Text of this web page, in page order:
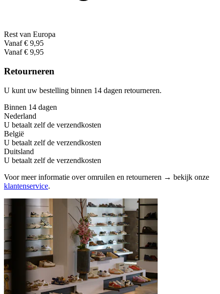
Rest van Europa
Vanaf € 9,95
Vanaf € 9,95
Retourneren
U kunt uw bestelling binnen 14 dagen retourneren.
Binnen 14 dagen
Nederland
U betaalt zelf de verzendkosten
België
U betaalt zelf de verzendkosten
Duitsland
U betaalt zelf de verzendkosten
Voor meer informatie over omruilen en retourneren → bekijk onze
klantenservice.